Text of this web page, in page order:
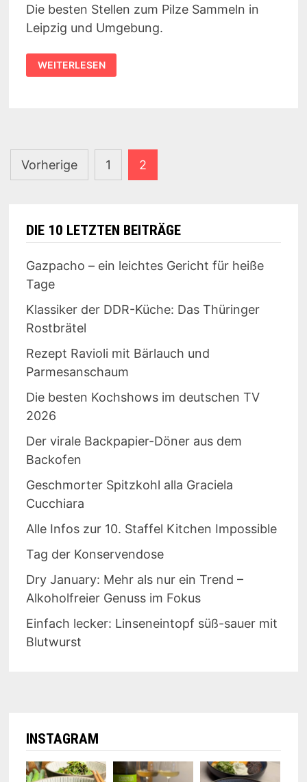
Die besten Stellen zum Pilze Sammeln in
Leipzig und Umgebung.
PILZE
SAMMELN
IN
WEITERLESEN
Seitennummerierung
der
Vorherige 1 2
DIE 10 LETZTEN BEITRÄGE
Gazpacho – ein leichtes Gericht für heiße
Tage
Klassiker der DDR-Küche: Das Thüringer
Rostbrätel
Rezept Ravioli mit Bärlauch und
Parmesanschaum
Die besten Kochshows im deutschen TV
2026
Der virale Backpapier-Döner aus dem
Backofen
Geschmorter Spitzkohl alla Graciela
Cucchiara
Alle Infos zur 10. Staffel Kitchen Impossible
Tag der Konservendose
Dry January: Mehr als nur ein Trend –
Alkoholfreier Genuss im Fokus
Einfach lecker: Linseneintopf süß-sauer mit
Blutwurst
INSTAGRAM